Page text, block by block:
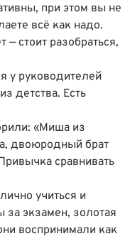
при этом вы не
всё как надо.
— стоит разобраться,
у руководителей
детства. Есть
«Миша из
двоюродный брат
сравнивать
учиться и
экзамен, золотая
воспринимали как